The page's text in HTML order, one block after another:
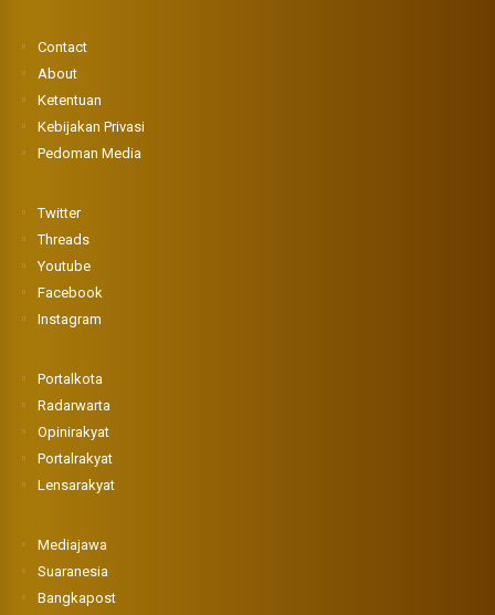
Contact
About
Ketentuan
Kebijakan Privasi
Pedoman Media
Twitter
Threads
Youtube
Facebook
Instagram
Portalkota
Radarwarta
Opinirakyat
Portalrakyat
Lensarakyat
Mediajawa
Suaranesia
Bangkapost